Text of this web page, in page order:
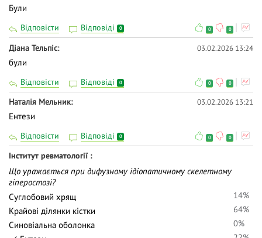
Були
Відповісти Відповіді 0 0 0
Діана Тельпіс 03.02.2026 13:24
були
Відповісти Відповіді 0 0 0
Наталія Мельник 03.02.2026 13:21
Ентези
Відповісти Відповіді 0 0 0
Інститут ревматології
Що уражається при дифузному ідіопатичному скелетному
гіперостозі?
Суглобовий хрящ
14%
Крайові ділянки кістки
64%
Синовіальна оболонка
0%